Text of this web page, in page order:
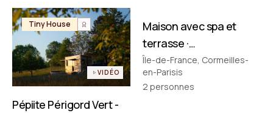
Tiny House
VIDÉO
Pépiite Périgord Vert -
Maison de ville
Maison avec spa et
terrasse ·
Cormeilles‑en‑Parisis
Île-de-France, Cormeilles-
en-Parisis
2 personnes